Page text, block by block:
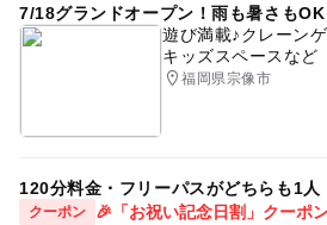
7/18グランドオープン！雨も暑さも
遊び満載♪クレーン
キッズスペースなど
福岡県宗像市
120分料金・フリーパスがどちらも1人
クーポン
🎉「お祝い記念日割」クーポ